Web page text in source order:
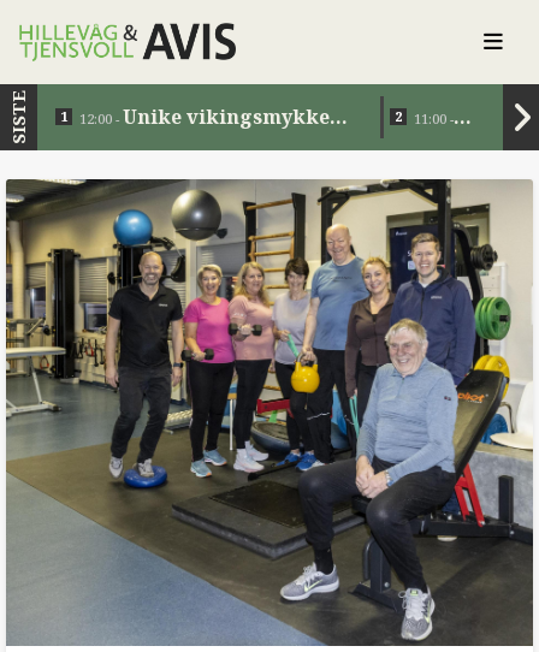
SISTE 12:00 - Unike vikingsmykker
11:00 -